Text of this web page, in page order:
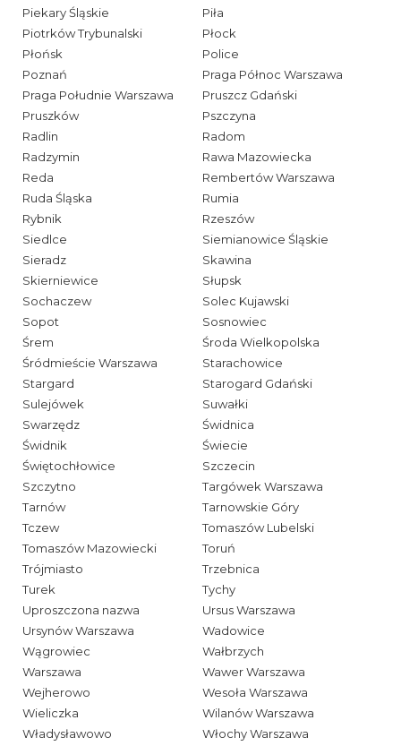
Piekary Śląskie
Piła
Piotrków Trybunalski
Płock
Płońsk
Police
Poznań
Praga Północ Warszawa
Praga Południe Warszawa
Pruszcz Gdański
Pruszków
Pszczyna
Radlin
Radom
Radzymin
Rawa Mazowiecka
Reda
Rembertów Warszawa
Ruda Śląska
Rumia
Rybnik
Rzeszów
Siedlce
Siemianowice Śląskie
Sieradz
Skawina
Skierniewice
Słupsk
Sochaczew
Solec Kujawski
Sopot
Sosnowiec
Śrem
Środa Wielkopolska
Śródmieście Warszawa
Starachowice
Stargard
Starogard Gdański
Sulejówek
Suwałki
Swarzędz
Świdnica
Świdnik
Świecie
Świętochłowice
Szczecin
Szczytno
Targówek Warszawa
Tarnów
Tarnowskie Góry
Tczew
Tomaszów Lubelski
Tomaszów Mazowiecki
Toruń
Trójmiasto
Trzebnica
Turek
Tychy
Uproszczona nazwa
Ursus Warszawa
Ursynów Warszawa
Wadowice
Wągrowiec
Wałbrzych
Warszawa
Wawer Warszawa
Wejherowo
Wesoła Warszawa
Wieliczka
Wilanów Warszawa
Władysławowo
Włochy Warszawa